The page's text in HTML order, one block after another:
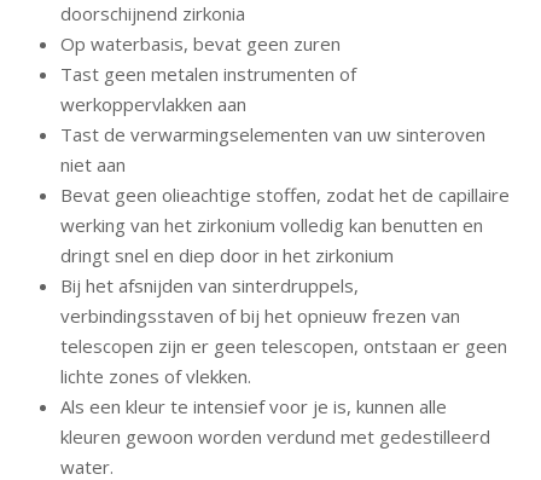
doorschijnend zirkonia
Op waterbasis, bevat geen zuren
Tast geen metalen instrumenten of
werkoppervlakken aan
Tast de verwarmingselementen van uw sinteroven
niet aan
Bevat geen olieachtige stoffen, zodat het de capillaire
werking van het zirkonium volledig kan benutten en
dringt snel en diep door in het zirkonium
Bij het afsnijden van sinterdruppels,
verbindingsstaven of bij het opnieuw frezen van
telescopen zijn er geen telescopen, ontstaan er geen
lichte zones of vlekken.
Als een kleur te intensief voor je is, kunnen alle
kleuren gewoon worden verdund met gedestilleerd
water.